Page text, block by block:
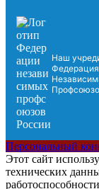
Наш
Федерация
Персональный
Этот сайт
технических